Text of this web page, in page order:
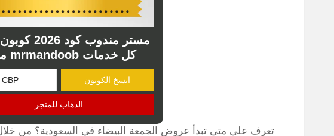
مستر مندوب كود
كل خدمات mrmandoob مجانا
انسخ الكوبون
الذهاب للمتجر
تعرف على متى تبدأ عروض الجمعة البيضاء في السعودية؟ من